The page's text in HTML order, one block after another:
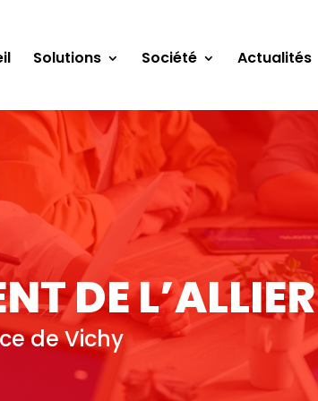
Solutions Société Actualités
DE L’ALLIER
de Vichy